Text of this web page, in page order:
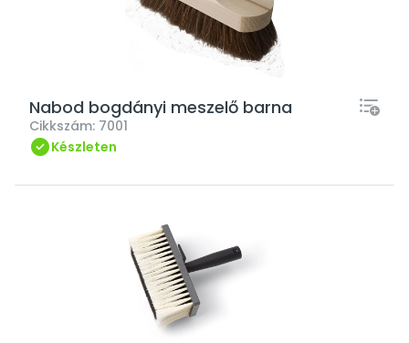
Nabod bogdányi meszelő barna
Cikkszám: 7001
Készleten